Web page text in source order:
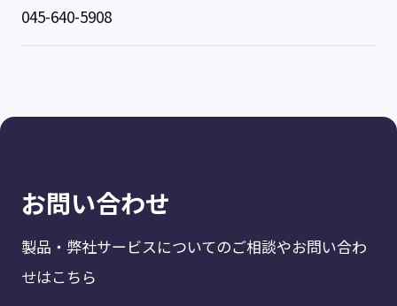
045-640-5908
お問い合わせ
製品・弊社サービスについてのご相談やお問い合わ
せはこちら